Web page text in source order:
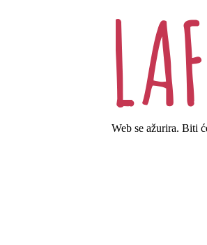
Web se ažurira. Biti